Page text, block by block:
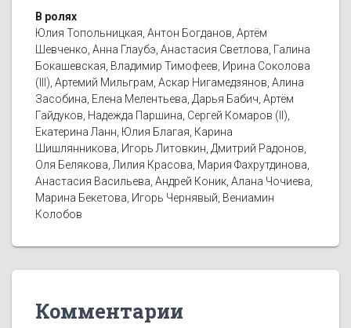
В ролях
Юлия Топольницкая, Антон Богданов, Артём
Шевченко, Анна Глаубэ, Анастасия Светлова, Галина
Бокашевская, Владимир Тимофеев, Ирина Соколова
(III), Артемий Мильграм, Аскар Нигамедзянов, Алина
Засобина, Елена Мелентьева, Дарья Бабич, Артём
Гайдуков, Надежда Паршина, Сергей Комаров (II),
Екатерина Ланн, Юлия Благая, Карина
Шишлянникова, Игорь Литовкин, Дмитрий Радонов,
Оля Белякова, Лилия Красова, Мария Фахрутдинова,
Анастасия Васильева, Андрей Коник, Алана Чочиева,
Марина Бекетова, Игорь Чернявый, Вениамин
Колобов
Комментарии